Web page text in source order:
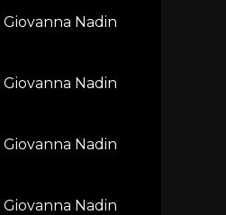
Giovanna Nadin
Giovanna Nadin
Giovanna Nadin
Giovanna Nadin